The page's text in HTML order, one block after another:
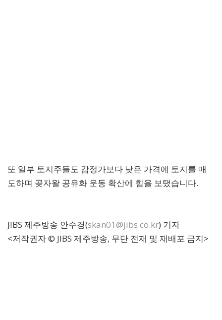
또 일부 토지주들도 감정가보다 낮은 가격에 토지를 매
도하며 곶자왈 공유화 운동 확산에 힘을 보탰습니다.
JIBS 제주방송 안수경(skan01@jibs.co.kr) 기자
<저작권자 © JIBS 제주방송, 무단 전재 및 재배포 금지>